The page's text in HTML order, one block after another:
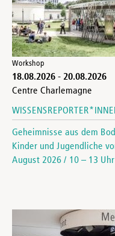
Workshop
18.08.2026 - 20.08.2026
Centre Charlemagne
Geheimnisse aus dem
Kinder und Jugendliche
August 2026 / 10 – 13